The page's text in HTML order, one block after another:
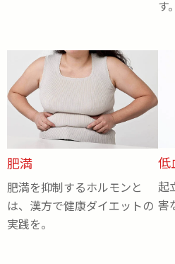
す。
肥満
肥満を抑制するホルモンと
は、漢方で健康ダイエットの
実践を。
低
起
害